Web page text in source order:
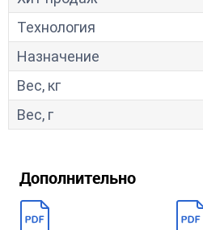
Технология
Назначение
Вес, кг
Вес, г
Дополнительно